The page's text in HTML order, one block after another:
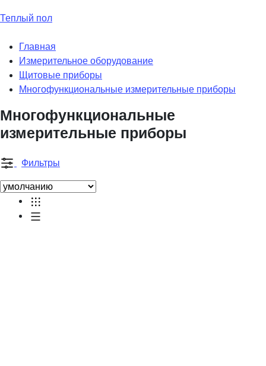
Теплый пол
Главная
Измерительное оборудование
Щитовые приборы
Многофункциональные измерительные приборы
Многофункциональные
измерительные приборы
Фильтры